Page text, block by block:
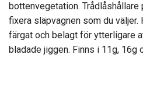
bottenvegetation.
fixera släpvagnen som du väljer.
färgat och belagt för ytterligare
bladade jiggen. Finns i 11g, 16g